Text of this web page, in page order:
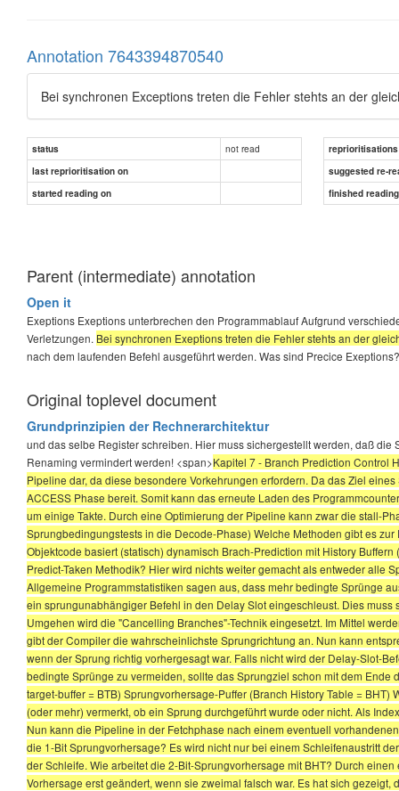
Annotation 7643394870540
Bei synchronen Exceptions treten die Fehler stehts an der
status not read
reprioritisations
last reprioritisation on
suggested re-
started reading on
finished
Parent (intermediate) annotation
Open it
Exeptions Exeptions unterbrechen den Programmablauf Aufgrund
Verletzungen. Bei synchronen Exeptions treten die Fehler stehts an der
nach dem laufenden Befehl ausgeführt werden. Was sind Precice
Original toplevel document
Grundprinzipien der Rechnerarchitektur
und das selbe Register schreiben. Hier muss sichergestellt werden, daß
Renaming vermindert werden! <span>Kapitel 7 - Branch Prediction Control
Pipeline dar, da diese besondere Vorkehrungen erfordern. Da das Ziel
ACCESS Phase bereit. Somit kann das erneute Laden des
um einige Takte. Durch eine Optimierung der Pipeline kann zwar die stall-
Sprungbedingungstests in die Decode-Phase) Welche Methoden gibt es
Objektcode basiert (statisch) dynamisch Brach-Prediction mit History
Predict-Taken Methodik? Hier wird nichts weiter gemacht als entweder
Allgemeine Programmstatistiken sagen aus, dass mehr bedingte Sprünge
ein sprungunabhängiger Befehl in den Delay Slot eingeschleust. Dies
Umgehen wird die "Cancelling Branches"-Technik eingesetzt. Im Mittel
gibt der Compiler die wahrscheinlichste Sprungrichtung an. Nun kann
wenn der Sprung richtig vorhergesagt war. Falls nicht wird der Delay-Slot-
bedingte Sprünge zu vermeiden, sollte das Sprungziel schon mit dem
target-buffer = BTB) Sprungvorhersage-Puffer (Branch History Table =
(oder mehr) vermerkt, ob ein Sprung durchgeführt wurde oder nicht. Als
Nun kann die Pipeline in der Fetchphase nach einem eventuell
die 1-Bit Sprungvorhersage? Es wird nicht nur bei einem Schleifenaustritt
der Schleife. Wie arbeitet die 2-Bit-Sprungvorhersage mit BHT? Durch
Vorhersage erst geändert, wenn sie zweimal falsch war. Es hat sich